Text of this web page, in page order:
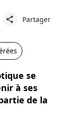
share Partager
se
à ses
de la